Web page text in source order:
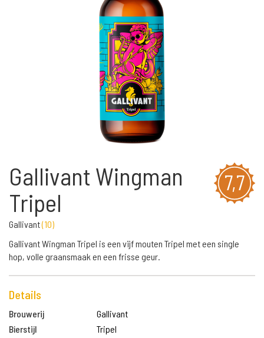
7,7
Gallivant Wingman
Tripel
Gallivant(10)
Gallivant Wingman Tripel is een vijf mouten Tripel met een single
hop, volle graansmaak en een frisse geur.
Details
Brouwerij
Gallivant
Bierstijl
Tripel